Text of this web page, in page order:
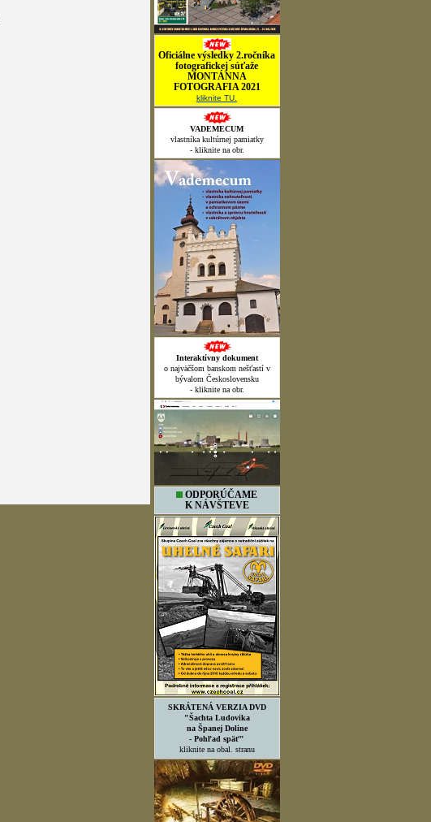
Oficiálne výsledky 2.ročníka
fotografickej súťaže
MONTÁNNA
FOTOGRAFIA 2021
kliknite TU.
VADEMECUM
vlastníka kultúrnej pamiatky
- kliknite na obr.
Interaktívny dokument
o najväčšom banskom nešťastí v
bývalom Československu
- kliknite na obr.
ODPORÚČAME
K NÁVŠTEVE
SKRÁTENÁ VERZIA DVD
"Šachta Ludovika
na Španej Doline
- Pohľad späť"
kliknite na obal. stranu